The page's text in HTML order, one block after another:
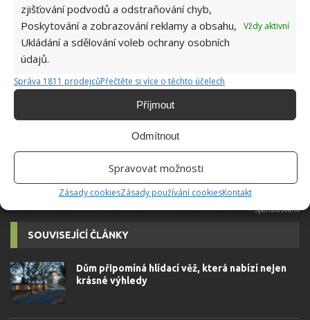
zjišťování podvodů a odstraňování chyb,
Poskytování a zobrazování reklamy a obsahu,
Ukládání a sdělování voleb ochrany osobních
údajů.
Vždy aktivní
Správa 1811 prodejcůPřečtěte si více o těchto účelech
Příjmout
Odmítnout
Spravovat možnosti
Zásady cookiesZásady používání cookiesKontakt
KOMENTOVAT
Absolvent České zemědělské
velkým kutilem. V podstatě vše, co je
možné najít v j...[Více o autorovi]
SOUVISEJÍCÍ ČLÁNKY
Dům připomíná hlídací věž, která nabízí nejen
krásné výhledy